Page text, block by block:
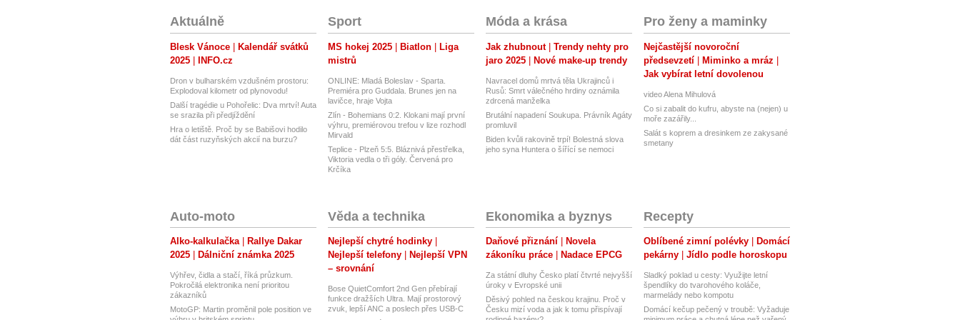
Aktuálně
Blesk Vánoce
Kalendář svátků
2025
INFO.cz
Dron v bulharském vzdušném prostoru:
Explodoval kilometr od plynovodu!
Další tragédie u Pohořelic: Dva mrtví! Auta
se srazila při předjíždění
Hra o letiště. Proč by se Babišovi hodilo
dát část ruzyňských akcií na burzu?
Sport
MS hokej 2025 Biatlon
Liga
mistrů
ONLINE: Mladá Boleslav - Sparta.
Premiéra pro Guddala. Brunes jen na
lavičce, hraje Vojta
Zlín - Bohemians 0:2. Klokani mají první
výhru, premiérovou trefou v lize rozhodl
Mirvald
Teplice - Plzeň 5:5. Bláznivá přestřelka,
Viktoria vedla o tři góly. Červená pro
Krčíka
Móda a krása
Jak zhubnout
Trendy nehty pro
jaro 2025
Nové make-up trendy
Navracel domů mrtvá těla Ukrajinců i
Rusů: Smrt válečného hrdiny oznámila
zdrcená manželka
Brutální napadení Soukupa. Právník Agáty
promluvil
Biden kvůli rakovině trpí! Bolestná slova
jeho syna Huntera o šířící se nemoci
Pro ženy a maminky
Nejčastější novoroční
předsevzetí
Miminko a mráz
Jak vybírat letní dovolenou
video Alena Mihulová
Co si zabalit do kufru, abyste na (nejen) u
moře zazářily...
Salát s koprem a dresinkem ze zakysané
smetany
Auto-moto
Alko-kalkulačka
Rallye Dakar
2025
Dálniční známka 2025
Výhřev, čidla a stačí, říká průzkum.
Pokročilá elektronika není prioritou
zákazníků
MotoGP: Martin proměnil pole position ve
Věda a technika
Nejlepší chytré hodinky
Nejlepší telefony
Nejlepší VPN
– srovnání
Bose QuietComfort 2nd Gen přebírají
funkce dražších Ultra. Mají prostorový
zvuk, lepší ANC a poslech přes USB-C
Ekonomika a byznys
Daňové přiznání
Novela
zákoníku práce
Nadace EPCG
Za státní dluhy Česko platí čtvrté nejvyšší
úroky v Evropské unii
Děsivý pohled na českou krajinu. Proč v
Česku mizí voda a jak k tomu přispívají
Recepty
Oblíbené zimní polévky
Domácí
pekárny
Jídlo podle horoskopu
Sladký poklad u cesty: Využijte letní
špendlíky do tvarohového koláče,
marmelády nebo kompotu
Domácí kečup pečený v troubě: Vyžaduje